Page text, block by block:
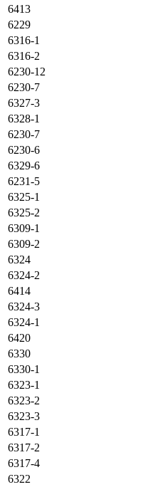
6413
6229
6316-1
6316-2
6230-12
6230-7
6327-3
6328-1
6230-7
6230-6
6329-6
6231-5
6325-1
6325-2
6309-1
6309-2
6324
6324-2
6414
6324-3
6324-1
6420
6330
6330-1
6323-1
6323-2
6323-3
6317-1
6317-2
6317-4
6322